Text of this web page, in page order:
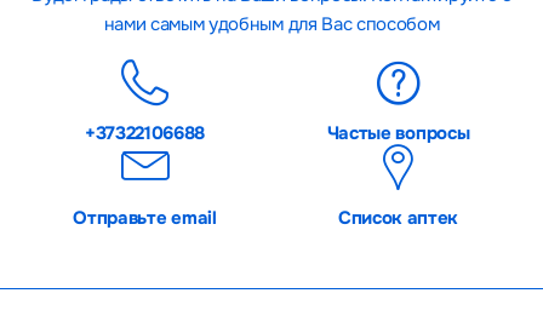
нами самым удобным для Вас способом
+37322106688 Частые вопросы
Отправьте email Список аптек